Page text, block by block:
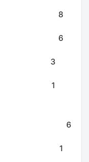
8
6
3
1
6
1